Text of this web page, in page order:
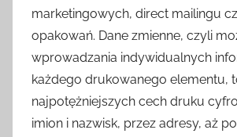
marketingowych, direct mailingu
opakowań. Dane zmienne, czyli
wprowadzania indywidualnych
każdego drukowanego elementu,
najpotężniejszych cech druku
imion i nazwisk, przez adresy, aż